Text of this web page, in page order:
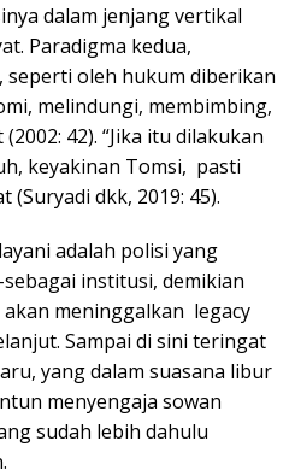
dalam jenjang vertikal
Paradigma kedua,
seperti oleh hukum diberikan
melindungi, membimbing,
42). “Jika itu dilakukan
keyakinan Tomsi, pasti
dkk, 2019: 45).
adalah polisi yang
institusi, demikian
meninggalkan legacy
Sampai di sini teringat
yang dalam suasana libur
menyengaja sowan
sudah lebih dahulu